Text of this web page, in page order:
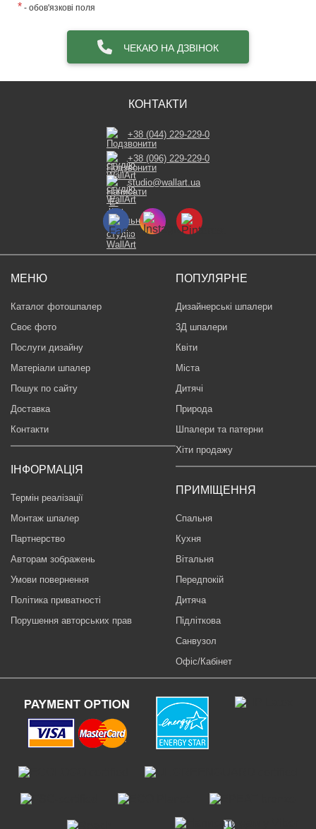
* - обов'язкові поля
ЧЕКАЮ НА ДЗВІНОК
МЕНЮ
Каталог фотошпалер
Своє фото
Послуги дизайну
Матеріали шпалер
Пошук по сайту
Доставка
Контакти
ІНФОРМАЦІЯ
Термін реалізації
Монтаж шпалер
Партнерство
Авторам зображень
Умови повернення
Політика приватності
Порушення авторських прав
ПОПУЛЯРНЕ
Дизайнерські шпалери
3Д шпалери
Квіти
Міста
Дитячі
Природа
Шпалери та патерни
Хіти продажу
ПРИМІЩЕННЯ
Спальня
Кухня
Вітальня
Передпокій
Дитяча
Підліткова
Санвузол
Офіс/Кабінет
КОНТАКТИ
+38 (044) 229-229-0
+38 (096) 229-229-0
studio@wallart.ua